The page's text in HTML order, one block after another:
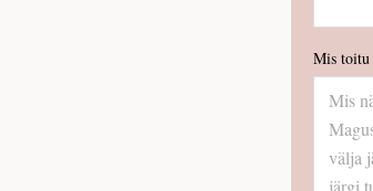
Mis toitu